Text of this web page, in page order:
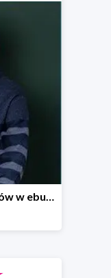
Kolekcja dla nastolatków w ebutik.pl do -75%